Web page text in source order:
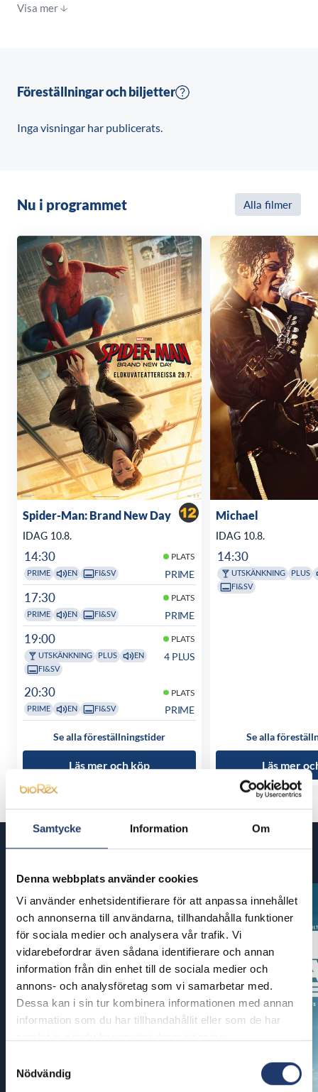
Samtycke Information Om
Denna webbplats använder cookies
Vi använder enhetsidentifierare för att anpassa innehållet
och annonserna till användarna, tillhandahålla funktioner
för sociala medier och analysera vår trafik. Vi
vidarebefordrar även sådana identifierare och annan
information från din enhet till de sociala medier och
annons- och analysföretag som vi samarbetar med.
Dessa kan i sin tur kombinera informationen med annan
information som du har tillhandahållit eller som de har
Nödvändig
resten av gänget in i deras hemsökta husbil och ge sig
deras ikoniska kusin Det, och flera nya knasiga
Visa mer
Föreställningar och biljetter
Inga visningar har publicerats.
Nu i programmet Alla filmer
Spider-Man: Brand New Day
IDAG 10.8.
14:30 PLATS
PRIME EN FI&SV PRIME
17:30 PLATS
PRIME EN FI&SV PRIME
19:00 PLATS
UTSKÄNKNING PLUS
EN
FI&SV
4 PLUS
20:30 PLATS
PRIME EN FI&SV PRIME
Se alla föreställningstider
Läs mer och köp
Michael
IDAG 10.8.
14:30
UTSKÄNKNING
PLUS
FI&SV
Se alla
Läs mer
Kommande filmer